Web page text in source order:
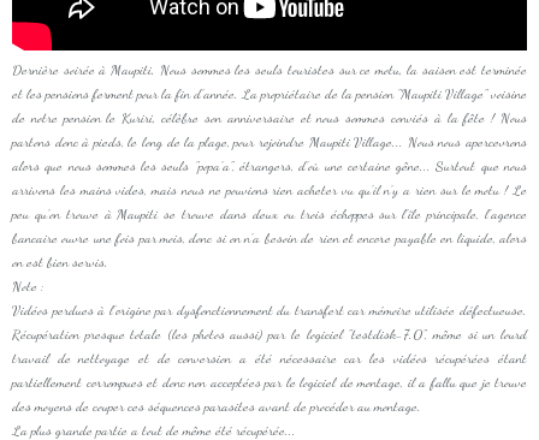
Dernière soirée à Maupiti. Nous sommes les seuls touristes sur ce motu, la saison est terminée
et les pensions ferment pour la fin d'année. La propriétaire de la pension "Maupiti Village" voisine
de notre pension le Kuriri, célèbre son anniversaire et nous sommes conviés à la fête ! Nous
partons donc à pieds, le long de la plage, pour rejoindre Maupiti Village... Nous nous apercevrons
alors que nous sommes les seuls "popa'a", étrangers, d'où une certaine gêne... Surtout que nous
arrivons les mains vides, mais nous ne pouvions rien acheter vu qu'il n'y a rien sur le motu ! Le
peu qu'on trouve à Maupiti se trouve dans deux ou trois échoppes sur l'île principale, l'agence
bancaire ouvre une fois par mois, donc si on n'a besoin de rien et encore payable en liquide, alors
on est bien servis.
Note :
Vidéos perdues à l'origine par dysfonctionnement du transfert car mémoire utilisée défectueuse.
Récupération presque totale (les photos aussi) par le logiciel "testdisk-7.0", même si un lourd
travail de nettoyage et de conversion a été nécessaire car les vidéos récupérées étant
partiellement corrompues et donc non acceptées par le logiciel de montage, il a fallu que je trouve
des moyens de couper ces séquences parasites avant de procéder au montage.
La plus grande partie a tout de même été récupérée...